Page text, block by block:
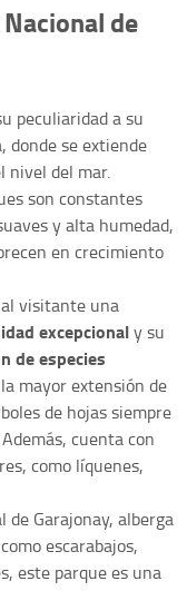
de
peculiaridad a su
donde se extiende
nivel del mar.
son constantes
y alta humedad,
en crecimiento
al visitante una
excepcionaly su
de especies
mayor extensión de
de hojas siempre
Además, cuenta con
como líquenes,
de Garajonay, alberga
escarabajos,
este parque es una